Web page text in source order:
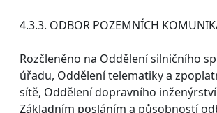
4.3.3. ODBOR POZEMNÍCH
Rozčleněno na Oddělení silničního
úřadu, Oddělení telematiky a
sítě, Oddělení dopravního
Základním posláním a působností